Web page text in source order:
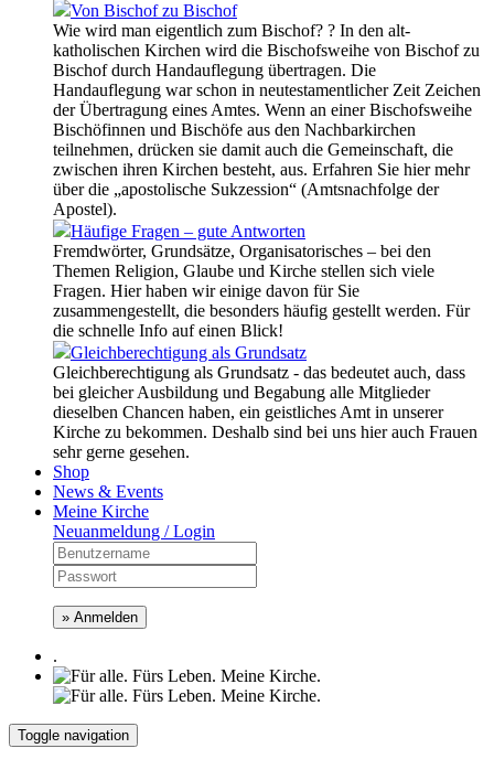
Von Bischof zu Bischof
Wie wird man eigentlich zum Bischof? ? In den alt-
katholischen Kirchen wird die Bischofsweihe von Bischof zu
Bischof durch Handauflegung übertragen. Die
Handauflegung war schon in neutestamentlicher Zeit Zeichen
der Übertragung eines Amtes. Wenn an einer Bischofsweihe
Bischöfinnen und Bischöfe aus den Nachbarkirchen
teilnehmen, drücken sie damit auch die Gemeinschaft, die
zwischen ihren Kirchen besteht, aus. Erfahren Sie hier mehr
über die „apostolische Sukzession“ (Amtsnachfolge der
Apostel).
Häufige Fragen – gute Antworten
Fremdwörter, Grundsätze, Organisatorisches – bei den
Themen Religion, Glaube und Kirche stellen sich viele
Fragen. Hier haben wir einige davon für Sie
zusammengestellt, die besonders häufig gestellt werden. Für
die schnelle Info auf einen Blick!
Gleichberechtigung als Grundsatz
Gleichberechtigung als Grundsatz - das bedeutet auch, dass
bei gleicher Ausbildung und Begabung alle Mitglieder
dieselben Chancen haben, ein geistliches Amt in unserer
Kirche zu bekommen. Deshalb sind bei uns hier auch Frauen
sehr gerne gesehen.
Shop
News & Events
Meine Kirche
Neuanmeldung / Login
» Anmelden
.
Toggle navigation